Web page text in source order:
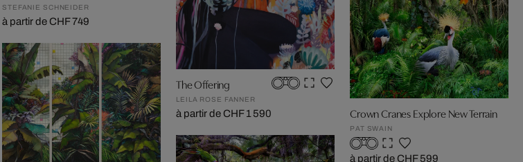
STEFANIE SCHNEIDER
à partir de CHF 749
The Offering
LEILA ROSE FANNER
à partir de CHF 1 590 Crown Cranes Explore New Terrain
PAT SWAIN
à partir de CHF 599